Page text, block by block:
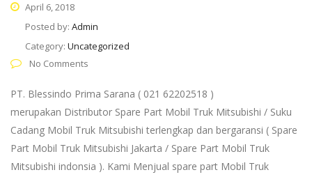
April 6, 2018
Posted by: Admin
Category: Uncategorized
No Comments
PT. Blessindo Prima Sarana ( 021 62202518 )
merupakan Distributor Spare Part Mobil Truk Mitsubishi / Suku
Cadang Mobil Truk Mitsubishi terlengkap dan bergaransi ( Spare
Part Mobil Truk Mitsubishi Jakarta / Spare Part Mobil Truk
Mitsubishi indonsia ). Kami Menjual spare part Mobil Truk